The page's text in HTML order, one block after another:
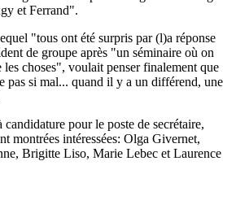
et Ferrand".
"tous ont été surpris par (l)a réponse
de groupe après "un séminaire où on
choses", voulait penser finalement que
pas si mal... quand il y a un différend, une
pour le poste de secrétaire,
montrées intéressées: Olga Givernet,
Brigitte Liso, Marie Lebec et Laurence